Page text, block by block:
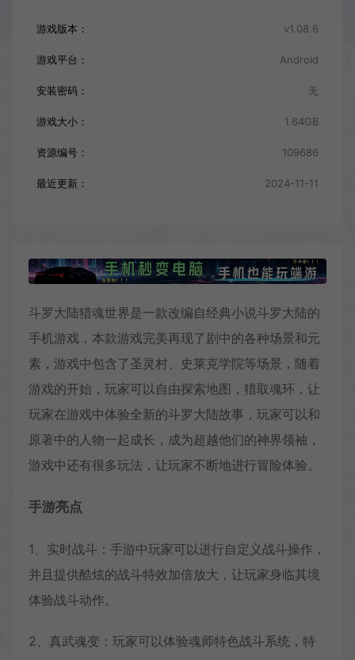
游戏版本： v1.08.6
游戏平台： Android
安装密码： 无
游戏大小： 1.64GB
资源编号： 109686
最近更新： 2024-11-11
斗罗大陆猎魂世界是一款改编自经典小说斗罗大陆的
手机游戏，本款游戏完美再现了剧中的各种场景和元
素，游戏中包含了圣灵村、史莱克学院等场景，随着
游戏的开始，玩家可以自由探索地图，猎取魂环，让
玩家在游戏中体验全新的斗罗大陆故事，玩家可以和
原著中的人物一起成长，成为超越他们的神界领袖，
游戏中还有很多玩法，让玩家不断地进行冒险体验。
手游亮点
1、实时战斗：手游中玩家可以进行自定义战斗操作，
并且提供酷炫的战斗特效加倍放大，让玩家身临其境
体验战斗动作。
2、真武魂变：玩家可以体验魂师特色战斗系统，特